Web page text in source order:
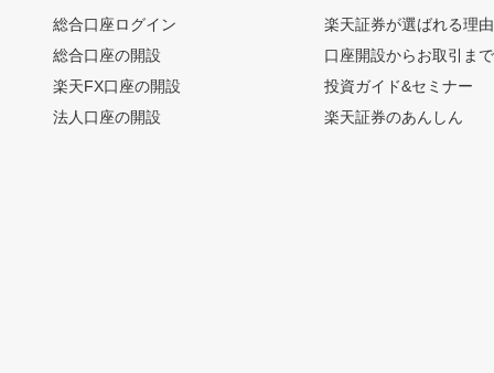
総合口座ログイン
総合口座の開設
楽天FX口座の開設
法人口座の開設
楽天証券が選ばれる理由
口座開設からお取引ま
投資ガイド&セミナー
楽天証券のあんしん